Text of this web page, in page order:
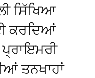
ਸਿੱਖਿਆ
ਕਰਦਿਆਂ
ਪ੍ਰਾਇਮਰੀ
ਤਨਖਾਹਾਂ